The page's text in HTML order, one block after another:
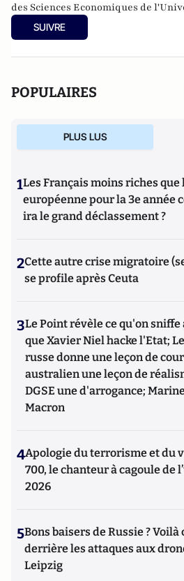
des Sciences Economiques de
l'Université Harvard, ainsi qu'à
de Paris. Issu d'une famille de
SUIVRE
POPULAIRES
PLUS LUS
1Les Français moins riches que
européenne pour la 3e année
ira le grand déclassement ?
2Cette autre crise migratoire
se profile après Ceuta
3Le Point révèle ce qu'on
que Xavier Niel hacke l'Etat;
russe donne une leçon de
australien une leçon de
DGSE une d'arrogance;
Macron
4Apologie du terrorisme et du
700, le chanteur à cagoule de
2026
5Bons baisers de Russie ? Voilà
derrière les attaques aux
Leipzig